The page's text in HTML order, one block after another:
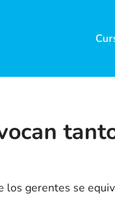
gerentes se